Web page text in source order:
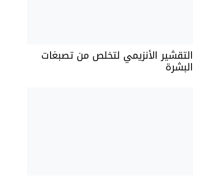
التقشير الأنزيمي لتخلص من تصبغات
البشرة